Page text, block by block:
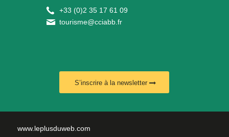
+33 (0)2 35 17 61 09
tourisme@cciabb.fr
S’inscrire à la newsletter
www.leplusduweb.com